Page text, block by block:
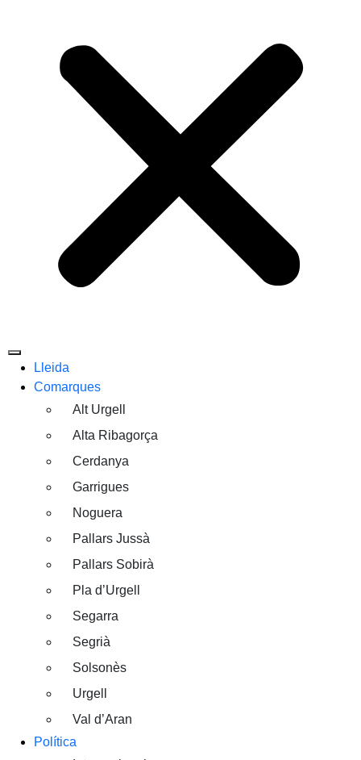
Lleida
Comarques
Alt Urgell
Alta Ribagorça
Cerdanya
Garrigues
Noguera
Pallars Jussà
Pallars Sobirà
Pla d’Urgell
Segarra
Segrià
Solsonès
Urgell
Val d’Aran
Política